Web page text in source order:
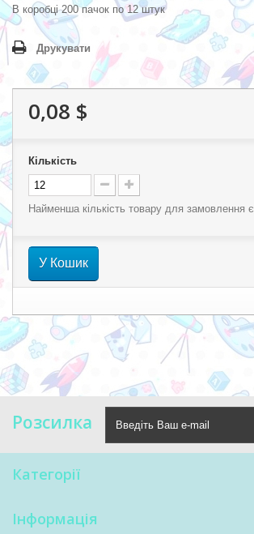
В коробці 200 пачок по 12 штук
Друкувати
0,08 $
Кількість
Найменша кількість товару для замовлення є
У Кошик
Розсилка
Категорії
Інформація